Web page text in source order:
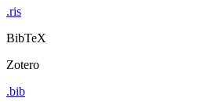
.ris
BibTeX
Zotero
.bib